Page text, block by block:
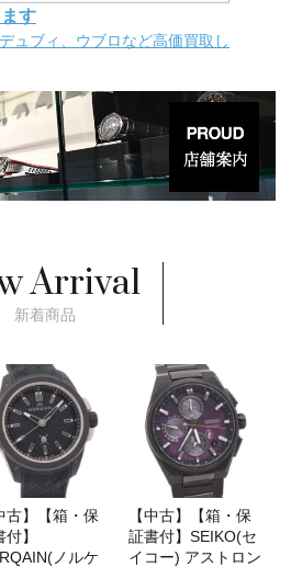
す
ュブィ、ウブロなど高価買取し
Arrival
新着商品
古】【箱・保
】
ノルケ
【中古】【箱・保
証書付】SEIKO(セ
イコー) アストロン